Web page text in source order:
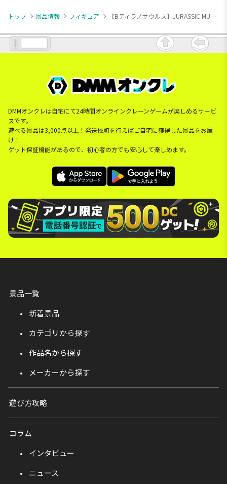
トップ 景品情報 フィギュア 【Bティラノサウルス】JURASSIC MUSEUM リアル恐竜フィギュア 7
DMMオンクレは自宅にて24時間オンラインクレーンゲームが楽しめるサービ
スです。
遊べる景品は3,000点以上！発送依頼を行えばご自宅に獲得した景品をお届
け！
ゲット保証機能があるので、初心者の方でも安心して楽しめます。
景品一覧
新着景品
カテゴリから探す
作品名から探す
メーカーから探す
遊び方攻略
コラム
インタビュー
ニュース